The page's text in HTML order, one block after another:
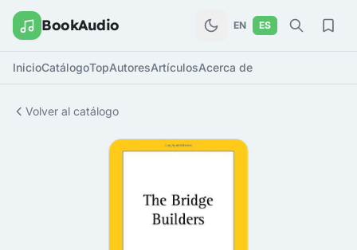
BookAudio EN ES
InicioCatálogoTopAutoresArtículosAcerca de
Volver al catálogo